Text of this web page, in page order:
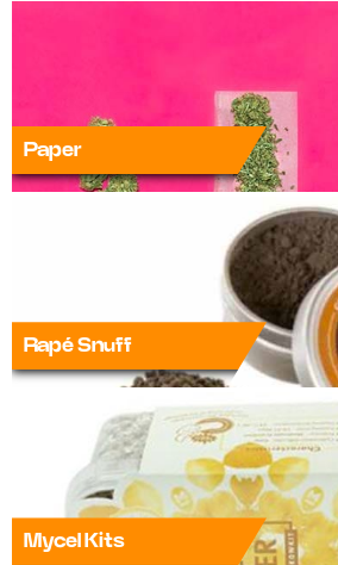
Paper
Rapé Snuff
Mycel Kits